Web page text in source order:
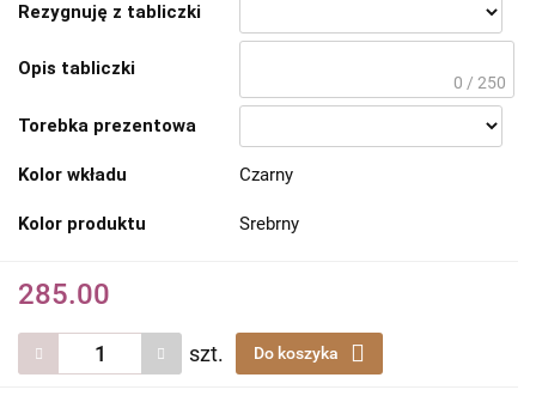
Rezygnuję z tabliczki
Opis tabliczki
0 / 250
Torebka prezentowa
Kolor wkładu Czarny
Kolor produktu Srebrny
285.00
szt. Do koszyka